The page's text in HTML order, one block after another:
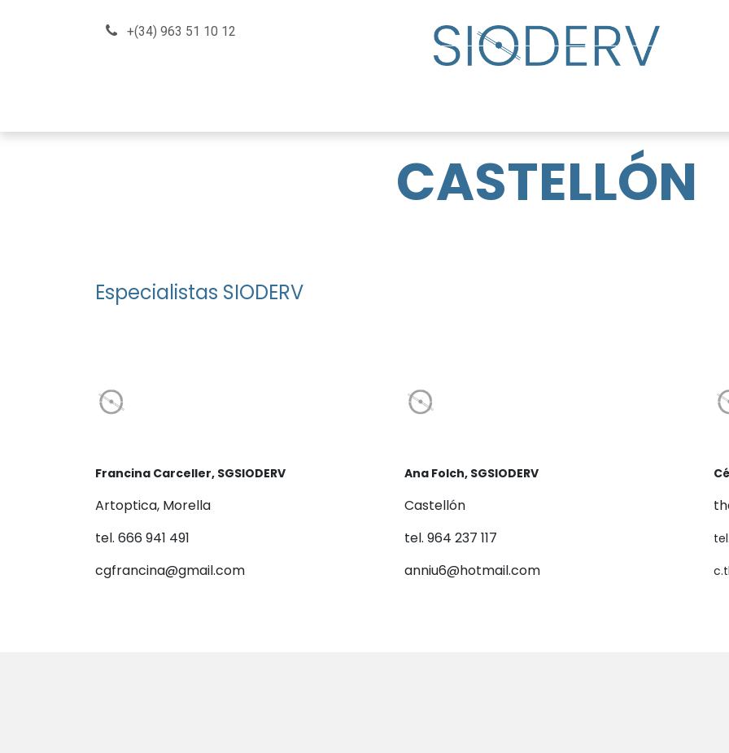
+(34) 963 51 10 12
CASTELLÓN
Especialistas SIODERV
Francina Carceller, SGSIODERV
Artoptica, Morella
tel. 666 941 491
cgfrancina@gmail.com
Ana Folch, SGSIODERV
Castellón
tel. 964 237 117
anniu6@hotmail.com